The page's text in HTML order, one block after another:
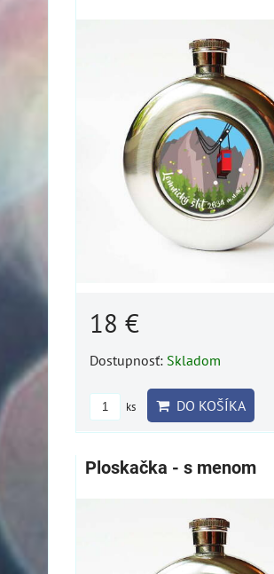
18 €
Dostupnosť: Skladom
ks DO KOŠÍKA
Ploskačka - s menom